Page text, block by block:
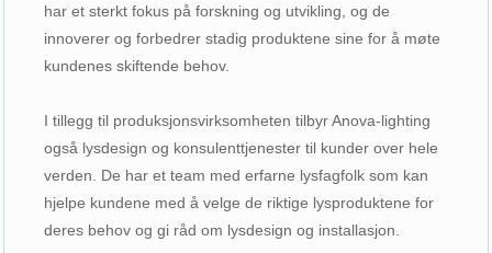
har et sterkt fokus på forskning og utvikling, og de
innoverer og forbedrer stadig produktene sine for å møte
kundenes skiftende behov.
I tillegg til produksjonsvirksomheten tilbyr Anova-lighting
også lysdesign og konsulenttjenester til kunder over hele
verden. De har et team med erfarne lysfagfolk som kan
hjelpe kundene med å velge de riktige lysproduktene for
deres behov og gi råd om lysdesign og installasjon.